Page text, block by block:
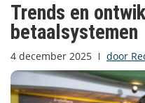
Trends en
betaalsystemen
4 december 2025 door